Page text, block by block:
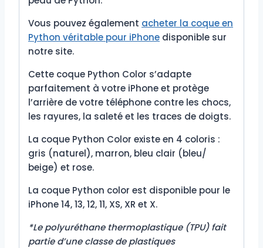
Vous pouvez également acheter la coque en
Python véritable pour iPhone disponible sur
notre site.
Cette coque Python Color s’adapte
parfaitement à votre iPhone et protège
l’arrière de votre téléphone contre les chocs,
les rayures, la saleté et les traces de doigts.
La coque Python Color existe en 4 coloris :
gris (naturel), marron, bleu clair (bleu/
beige) et rose.
La coque Python color est disponible pour le
iPhone 14, 13, 12, 11, XS, XR et X.
*Le polyuréthane thermoplastique (TPU) fait
partie d’une classe de plastiques